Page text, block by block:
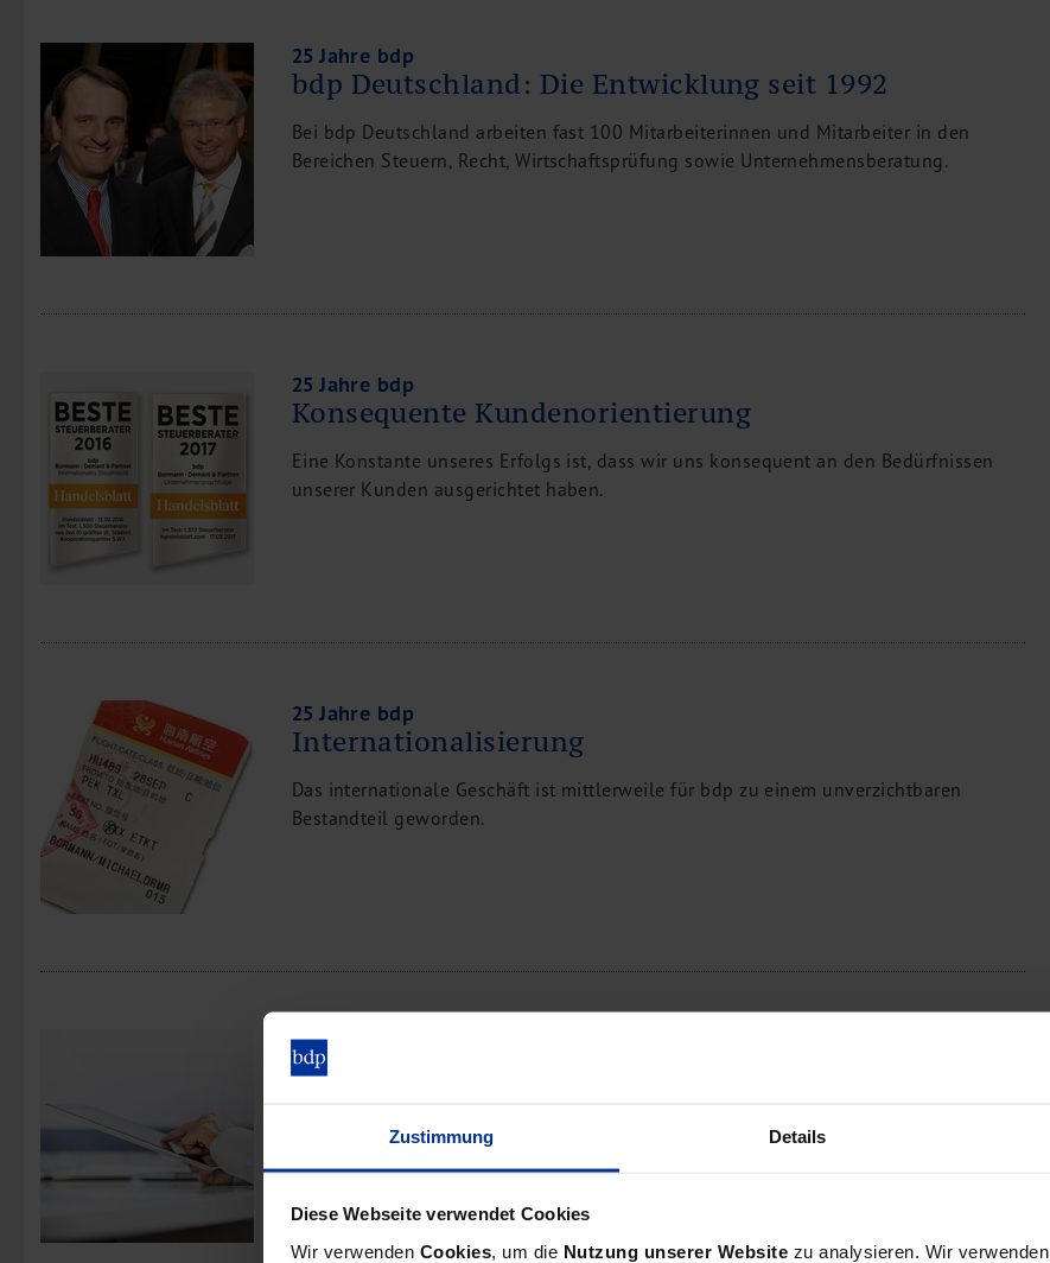
Zustimmung Details
Diese Webseite verwendet Cookies
Wir verwenden Cookies, um die Nutzung unserer Website zu analysieren. Wir verwenden
25 Jahre bdp
bdp Deutschland: Die Entwicklung seit 1992
Bei bdp Deutschland arbeiten fast 100 Mitarbeiterinnen und Mitarbeiter in den
Bereichen Steuern, Recht, Wirtschaftsprüfung sowie Unternehmensberatung.
25 Jahre bdp
Konsequente Kundenorientierung
Eine Konstante unseres Erfolgs ist, dass wir uns konsequent an den Bedürfnissen
unserer Kunden ausgerichtet haben.
25 Jahre bdp
Internationalisierung
Das internationale Geschäft ist mittlerweile für bdp zu einem unverzichtbaren
Bestandteil geworden.
25 Jahre bdp
IT- und Technikanforderungen
Bürobetrieb gar nicht mehr vorstellbar.